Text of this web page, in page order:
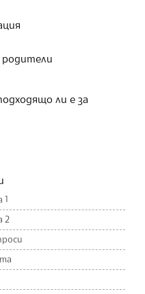
родители
ли е за
1
2